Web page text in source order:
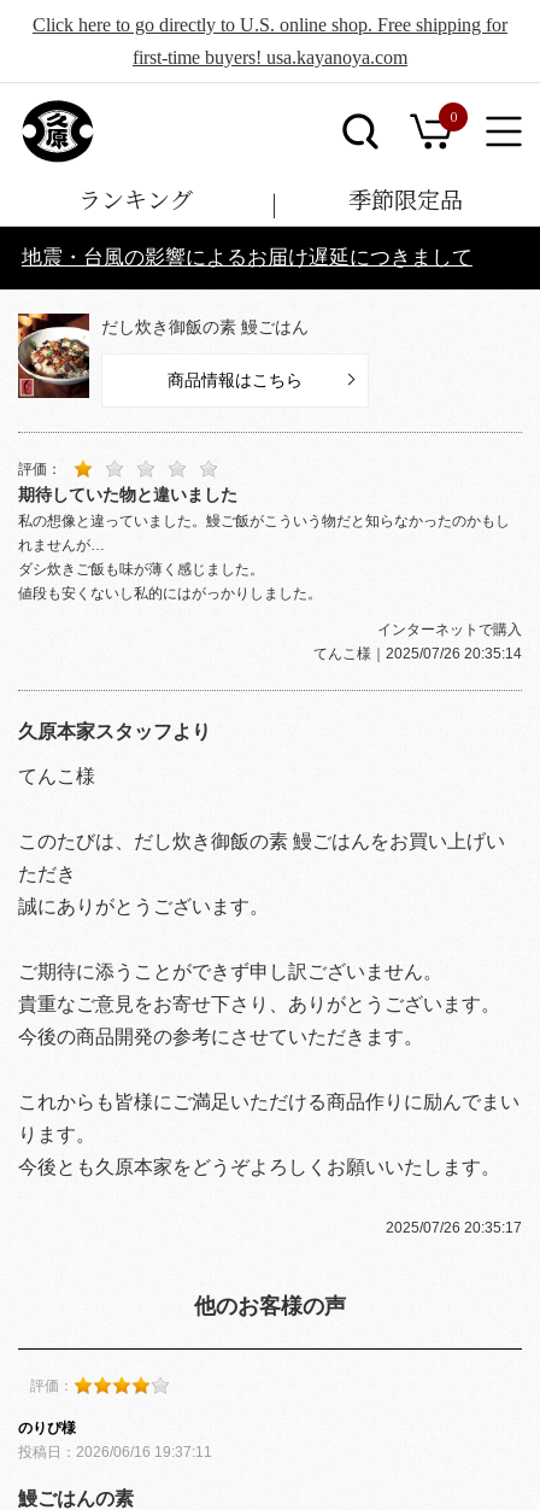
Click here to go directly to U.S. online shop. Free shipping for
first-time buyers! usa.kayanoya.com
0
ランキング 季節限定品
地震・台風の影響によるお届け遅延につきまして
だし炊き御飯の素 鰻ごはん
商品情報はこちら
評価：
期待していた物と違いました
私の想像と違っていました。鰻ご飯がこういう物だと知らなかったのかもし
れませんが…
ダシ炊きご飯も味が薄く感じました。
値段も安くないし私的にはがっかりしました。
インターネットで購入
てんこ様 ｜2025/07/26 20:35:14
久原本家スタッフより
てんこ様
このたびは、だし炊き御飯の素 鰻ごはんをお買い上げい
ただき
誠にありがとうございます。
ご期待に添うことができず申し訳ございません。
貴重なご意見をお寄せ下さり、ありがとうございます。
今後の商品開発の参考にさせていただきます。
これからも皆様にご満足いただける商品作りに励んでまい
ります。
今後とも久原本家をどうぞよろしくお願いいたします。
2025/07/26 20:35:17
他のお客様の声
評価：
のりぴ様
投稿日：2026/06/16 19:37:11
鰻ごはんの素